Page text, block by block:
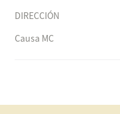
DIRECCIÓN
Causa MC